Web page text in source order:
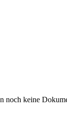
noch keine